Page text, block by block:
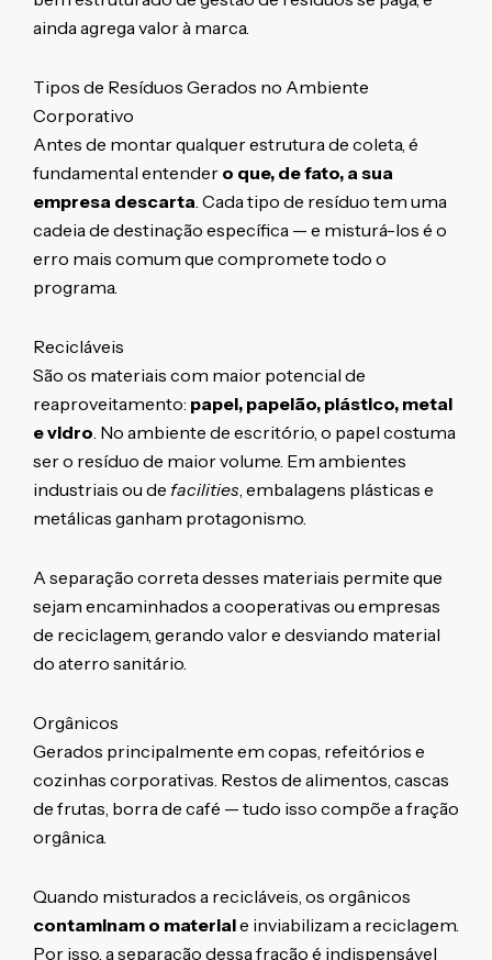
ainda agrega valor à marca.
Tipos de Resíduos Gerados no Ambiente
Corporativo
Antes de montar qualquer estrutura de coleta, é
fundamental entender o que, de fato, a sua
empresa descarta . Cada tipo de resíduo tem uma
cadeia de destinação específica — e misturá-los é o
erro mais comum que compromete todo o
programa.
Recicláveis
São os materiais com maior potencial de
reaproveitamento: papel, papelão, plástico, metal
e vidro . No ambiente de escritório, o papel costuma
ser o resíduo de maior volume. Em ambientes
industriais ou de facilities , embalagens plásticas e
metálicas ganham protagonismo.
A separação correta desses materiais permite que
sejam encaminhados a cooperativas ou empresas
de reciclagem, gerando valor e desviando material
do aterro sanitário.
Orgânicos
Gerados principalmente em copas, refeitórios e
cozinhas corporativas. Restos de alimentos, cascas
de frutas, borra de café — tudo isso compõe a fração
orgânica.
Quando misturados a recicláveis, os orgânicos
contaminam o materiale inviabilizam a reciclagem.
Por isso, a separação dessa fração é indispensável